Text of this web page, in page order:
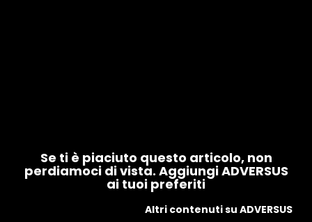
Se ti è piaciuto questo articolo, non
perdiamoci di vista. Aggiungi ADVERSUS
ai tuoi preferiti
Altri contenuti su ADVERSUS